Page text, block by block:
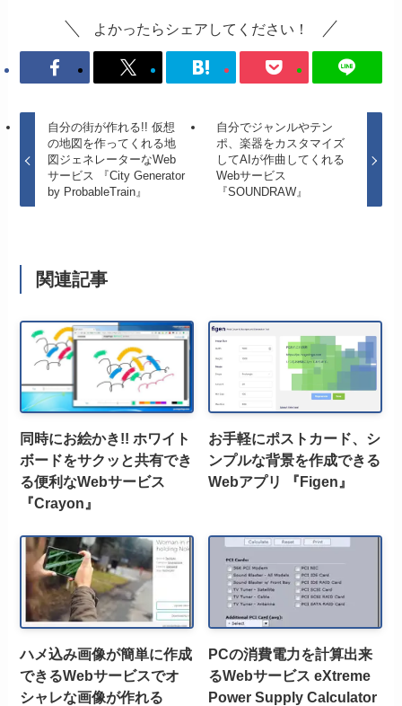
よかったらシェアしてください！
自分の街が作れる!! 仮想
の地図を作ってくれる地
図ジェネレーターなWeb
サービス 『City Generator
by ProbableTrain』
自分でジャンルやテン
ポ、楽器をカスタマイズ
してAIが作曲してくれる
Webサービス
『SOUNDRAW』
関連記事
同時にお絵かき!! ホワイト
ボードをサクッと共有でき
る便利なWebサービス
『Crayon』
お手軽にポストカード、シ
ンプルな背景を作成できる
Webアプリ 『Figen』
ハメ込み画像が簡単に作成
できるWebサービスでオ
シャレな画像が作れる
PCの消費電力を計算出来
るWebサービス eXtreme
Power Supply Calculator